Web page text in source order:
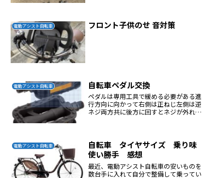
電動アシスト自転車 フロント子供のせ 音対策
電動アシスト自転車 自転車ペダル交換
ペダルは専用工具で緩める必要がある進
行方向に向かって右側は正ねじ左側は逆
ネジ両方共に後方に回すとネジが外れる
左右がある右側が下側ネジ...
電動アシスト自転車
自転車 タイヤサイズ 乗り味
使い勝手 感想
最近、電動アシスト自転車の安いものを
数台手に入れて自分で整備して乗ってい